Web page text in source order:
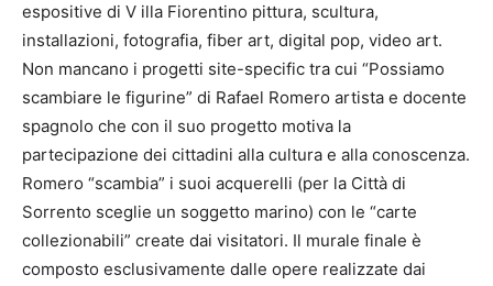
espositive di V illa Fiorentino pittura, scultura,
installazioni, fotografia, fiber art, digital pop, video art.
Non mancano i progetti site-specific tra cui “Possiamo
scambiare le figurine” di Rafael Romero artista e docente
spagnolo che con il suo progetto motiva la
partecipazione dei cittadini alla cultura e alla conoscenza.
Romero “scambia” i suoi acquerelli (per la Città di
Sorrento sceglie un soggetto marino) con le “carte
collezionabili” create dai visitatori. Il murale finale è
composto esclusivamente dalle opere realizzate dai